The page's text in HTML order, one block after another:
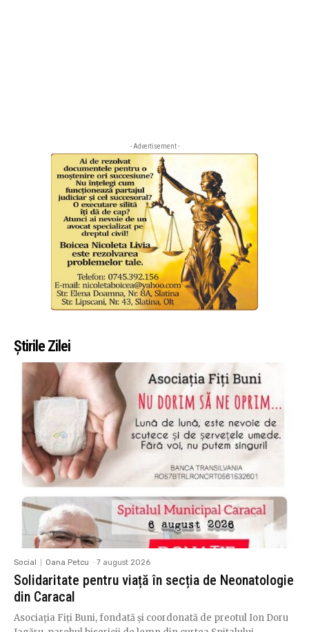
- Advertisement -
Știrile Zilei
Social Oana Petcu - 7 august 2026
Solidaritate pentru viață în secția de Neonatologie
din Caracal
Asociația Fiți Buni, fondată și coordonată de preotul Ion Doru